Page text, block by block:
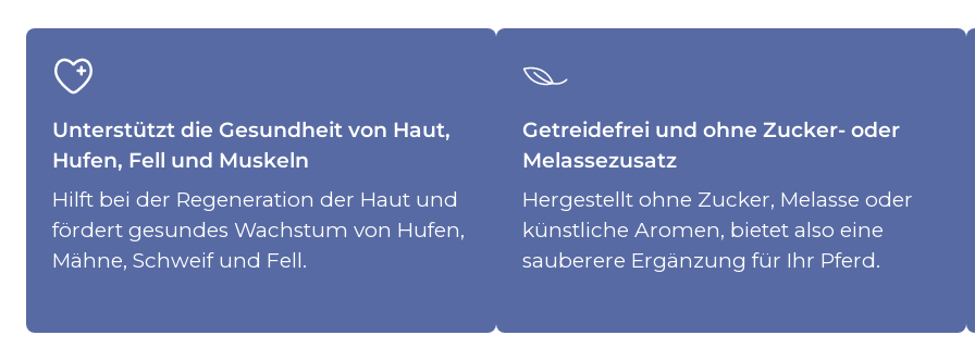
Unterstützt die Gesundheit von Haut,
Hufen, Fell und Muskeln
Hilft bei der Regeneration der Haut und
fördert gesundes Wachstum von Hufen,
Mähne, Schweif und Fell.
Getreidefrei und ohne Zucker- oder
Melassezusatz
Hergestellt ohne Zucker, Melasse oder
künstliche Aromen, bietet also eine
sauberere Ergänzung für Ihr Pferd.